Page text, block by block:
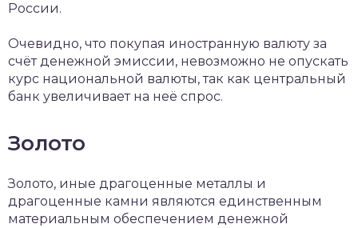
России.
Очевидно, что покупая иностранную валюту за
счёт денежной эмиссии, невозможно не опускать
курс национальной валюты, так как центральный
банк увеличивает на неё спрос.
Золото
Золото, иные драгоценные металлы и
драгоценные камни являются единственным
материальным обеспечением денежной